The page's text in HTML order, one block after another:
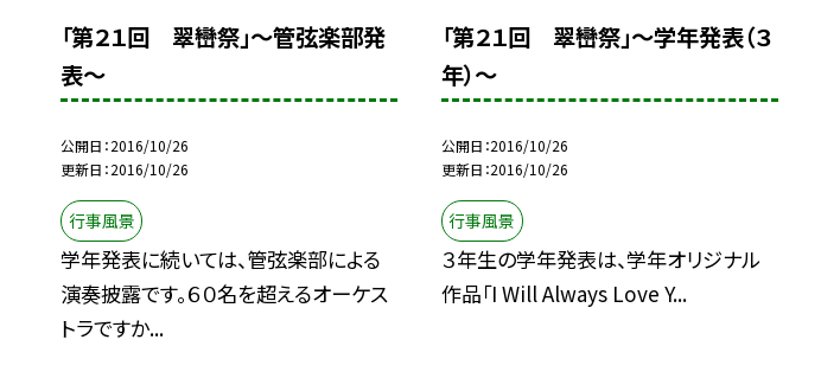
「第２１回 翠巒祭」〜管弦楽部発
表〜
公開日 2016/10/26
更新日 2016/10/26
行事風景
学年発表に続いては、管弦楽部による
演奏披露です。６０名を超えるオーケス
トラですか...
「第２１回 翠巒祭」〜学年発表（３
年）〜
公開日 2016/10/26
更新日 2016/10/26
行事風景
３年生の学年発表は、学年オリジナル
作品「I Will Always Love Y...